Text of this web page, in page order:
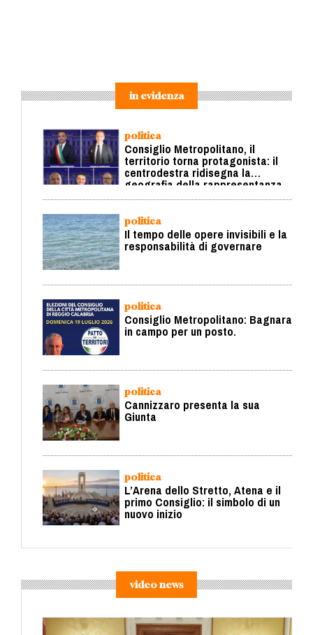
in evidenza
politica
Consiglio Metropolitano, il
territorio torna protagonista: il
centrodestra ridisegna la
geografia della rappresentanza
politica
Il tempo delle opere invisibili e la
responsabilità di governare
politica
Consiglio Metropolitano: Bagnara
in campo per un posto.
politica
Cannizzaro presenta la sua
Giunta
politica
L’Arena dello Stretto, Atena e il
primo Consiglio: il simbolo di un
nuovo inizio
video news